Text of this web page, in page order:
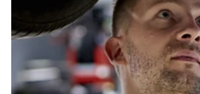
Modeller
Anmeldelser
Privatleasing
Tilbud
EX60
Renault
Volvo
Elbil
Se alle Volvo
Biltyper
Se alle
Alt
Årets
med